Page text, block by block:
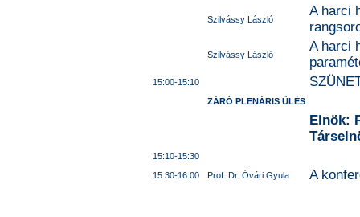
Szilvássy László
A harci
Szilvássy László
A harci
15:00-15:10
ZÁRÓ PLENÁRIS ÜLÉS
Elnök:
15:10-15:30
15:30-16:00
Prof. Dr. Óvári Gyula A